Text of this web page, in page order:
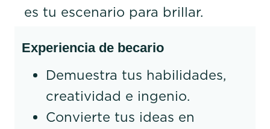
es tu escenario para brillar.
Experiencia de becario
Demuestra tus habilidades,
creatividad e ingenio.
Convierte tus ideas en